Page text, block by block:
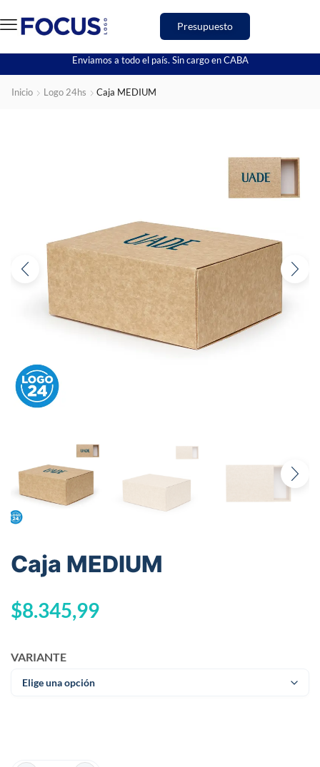
Presupuesto
Enviamos a todo el país. Sin cargo en CABA
Inicio Logo 24hs Caja MEDIUM
Caja MEDIUM
$8.345,99
VARIANTE